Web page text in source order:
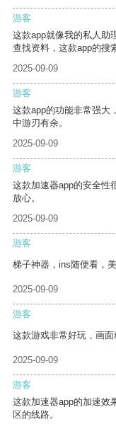
游客
这款app就像我的私人助
查找资料，这款app的搜
2025-09-09
游客
这款app的功能非常强大
中游刃有余。
2025-09-09
游客
这款加速器app的安全性
放心。
2025-09-09
游客
梯子神器，ins随便看，美
2025-09-09
游客
这款游戏非常好玩，画面
2025-09-09
游客
这款加速器app的加速效
区的线路。